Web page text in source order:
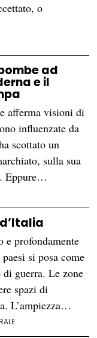
o
ad
e il
afferma visioni di
influenzate da
scottato un
sulla sua
Eppure…
e profondamente
si posa come
guerra. Le zone
spazi di
L’ampiezza…